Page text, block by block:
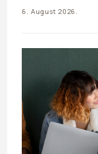
6. August 2026.